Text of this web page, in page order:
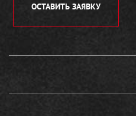
ОСТАВИТЬ ЗАЯВКУ